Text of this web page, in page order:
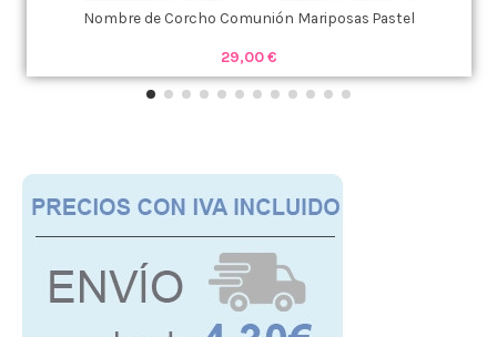
Nombre de Corcho Comunión Mariposas Pastel
29,00 €